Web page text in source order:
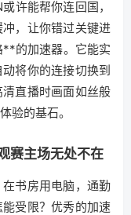
许能帮你连回国，
，让你错过关键进
的加速器。它能实
将你的连接切换到
直播时画面如丝般
验的基石。
赛主场无处不在
书房用电脑，通勤
受限？优秀的加速